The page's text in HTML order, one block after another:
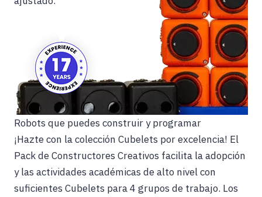
Robots que puedes construir y programar
¡Hazte con la colección Cubelets por excelencia! El
Pack de Constructores Creativos facilita la adopción
y las actividades académicas de alto nivel con
suficientes Cubelets para 4 grupos de trabajo. Los